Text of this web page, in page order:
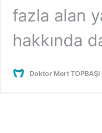
fazla alan
hakkında
Doktor Mert